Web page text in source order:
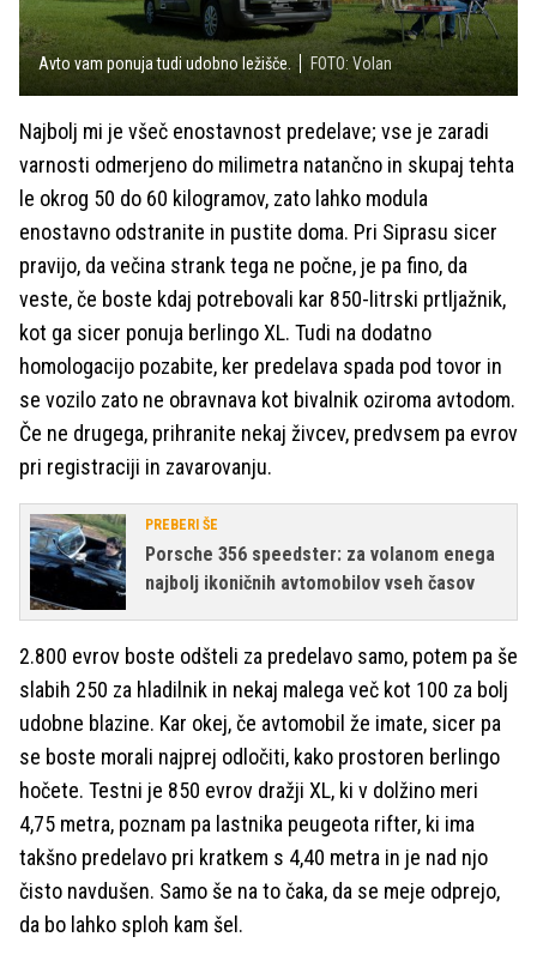
Avto vam ponuja tudi udobno ležišče. FOTO: Volan
Najbolj mi je všeč enostavnost predelave; vse je zaradi
varnosti odmerjeno do milimetra natančno in skupaj tehta
le okrog 50 do 60 kilogramov, zato lahko modula
enostavno odstranite in pustite doma. Pri Siprasu sicer
pravijo, da večina strank tega ne počne, je pa fino, da
veste, če boste kdaj potrebovali kar 850-litrski prtljažnik,
kot ga sicer ponuja berlingo XL. Tudi na dodatno
homologacijo pozabite, ker predelava spada pod tovor in
se vozilo zato ne obravnava kot bivalnik oziroma avtodom.
Če ne drugega, prihranite nekaj živcev, predvsem pa evrov
pri registraciji in zavarovanju.
PREBERI ŠE
Porsche 356 speedster: za volanom enega
najbolj ikoničnih avtomobilov vseh časov
2.800 evrov boste odšteli za predelavo samo, potem pa še
slabih 250 za hladilnik in nekaj malega več kot 100 za bolj
udobne blazine. Kar okej, če avtomobil že imate, sicer pa
se boste morali najprej odločiti, kako prostoren berlingo
hočete. Testni je 850 evrov dražji XL, ki v dolžino meri
4,75 metra, poznam pa lastnika peugeota rifter, ki ima
takšno predelavo pri kratkem s 4,40 metra in je nad njo
čisto navdušen. Samo še na to čaka, da se meje odprejo,
da bo lahko sploh kam šel.